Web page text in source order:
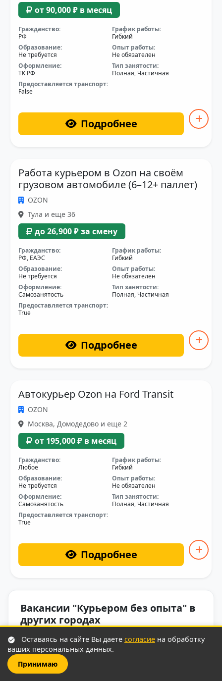
от 90,000 ₽ в месяц
Гражданство:
РФ
График работы:
Гибкий
Образование:
Не требуется
Опыт работы:
Не обязателен
Оформление:
ТК РФ
Тип занятости:
Полная, Частичная
Предоставляется транспорт:
False
Подробнее
Работа курьером в Ozon на своём
грузовом автомобиле (6–12+ паллет)
OZON
Тула и еще 36
до 26,900 ₽ за смену
Гражданство:
РФ, ЕАЭС
График работы:
Гибкий
Образование:
Не требуется
Опыт работы:
Не обязателен
Оформление:
Самозанятость
Тип занятости:
Полная, Частичная
Предоставляется транспорт:
True
Подробнее
Автокурьер Ozon на Ford Transit
OZON
Москва, Домодедово и еще 2
от 195,000 ₽ в месяц
Гражданство:
Любое
График работы:
Гибкий
Образование:
Не требуется
Опыт работы:
Не обязателен
Оформление:
Самозанятость
Тип занятости:
Полная, Частичная
Предоставляется транспорт:
True
Подробнее
Вакансии "Курьером без опыта" в
других городах
Абакан
Азов
Оставаясь на сайте Вы даете согласие на обработку
ваших персональных данных.
Принимаю